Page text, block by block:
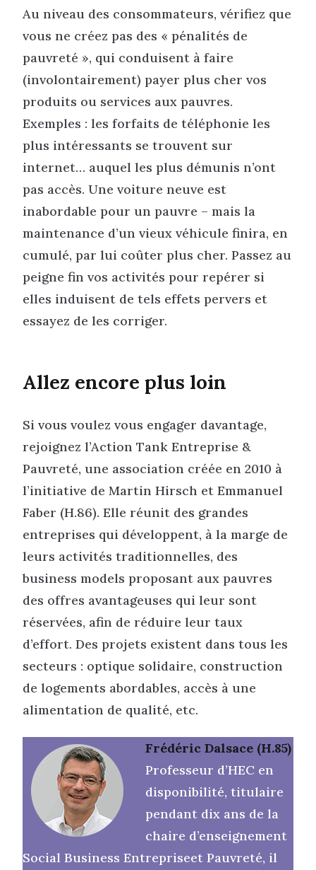
Au niveau des consommateurs, vérifiez que
vous ne créez pas des « pénalités de
pauvreté », qui conduisent à faire
(involontairement) payer plus cher vos
produits ou services aux pauvres.
Exemples : les forfaits de téléphonie les
plus intéressants se trouvent sur
internet… auquel les plus démunis n’ont
pas accès. Une voiture neuve est
inabordable pour un pauvre – mais la
maintenance d’un vieux véhicule finira, en
cumulé, par lui coûter plus cher. Passez au
peigne fin vos activités pour repérer si
elles induisent de tels effets pervers et
essayez de les corriger.
Allez encore plus loin
Si vous voulez vous engager davantage,
rejoignez l’Action Tank Entreprise &
Pauvreté, une association créée en 2010 à
l’initiative de Martin Hirsch et Emmanuel
Faber (H.86). Elle réunit des grandes
entreprises qui développent, à la marge de
leurs activités traditionnelles, des
business models proposant aux pauvres
des offres avantageuses qui leur sont
réservées, afin de réduire leur taux
d’effort. Des projets existent dans tous les
secteurs : optique solidaire, construction
de logements abordables, accès à une
alimentation de qualité, etc.
Frédéric Dalsace (H.85)
Professeur d’HEC en
disponibilité, titulaire
pendant dix ans de la
chaire d’enseignement
Social Business Entrepriseet Pauvreté, il